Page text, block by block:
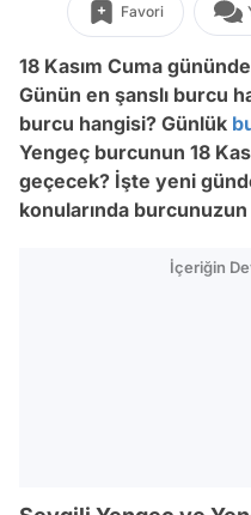
Favori
18 Kasım Cuma
Günün en şanslı burcu
burcu hangisi? Günlük
Yengeç burcunun 18
geçecek? İşte yeni
konularında
İçeriğin